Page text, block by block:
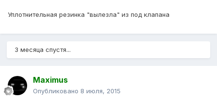
Уплотнительная резинка "вылезла" из под клапана
3 месяца спустя...
Maximus
Опубликовано 8 июля, 2015